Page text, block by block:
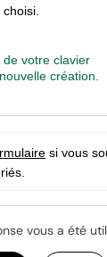
votre clavier
création.
si vous
vous a été